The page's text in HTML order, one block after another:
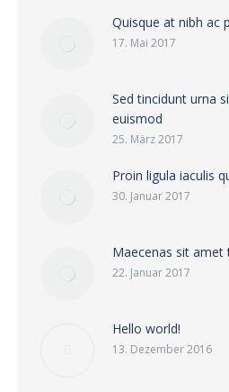
Quisque at nibh ac
17. Mai 2017
Sed tincidunt urna
euismod
25. März 2017
Proin ligula iaculis
30. Januar 2017
Maecenas sit amet
22. Januar 2017
Hello world!
13. Dezember 2016